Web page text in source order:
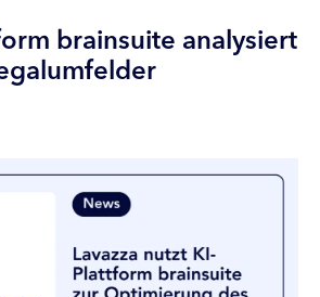
brainsuite analysiert